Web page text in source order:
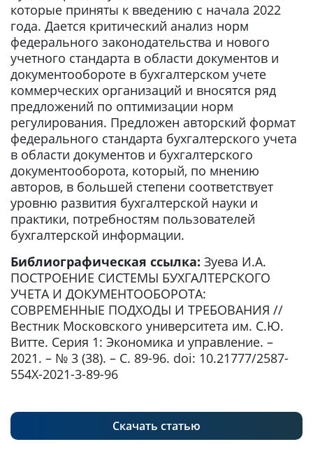
которые приняты к введению с начала 2022
года. Дается критический анализ норм
федерального законодательства и нового
учетного стандарта в области документов и
документообороте в бухгалтерском учете
коммерческих организаций и вносятся ряд
предложений по оптимизации норм
регулирования. Предложен авторский формат
федерального стандарта бухгалтерского учета
в области документов и бухгалтерского
документооборота, который, по мнению
авторов, в большей степени соответствует
уровню развития бухгалтерской науки и
практики, потребностям пользователей
бухгалтерской информации.
Библиографическая ссылка: Зуева И.А.
ПОСТРОЕНИЕ СИСТЕМЫ БУХГАЛТЕРСКОГО
УЧЕТА И ДОКУМЕНТООБОРОТА:
СОВРЕМЕННЫЕ ПОДХОДЫ И ТРЕБОВАНИЯ //
Вестник Московского университета им. С.Ю.
Витте. Серия 1: Экономика и управление. –
2021. – № 3 (38). – С. 89-96. doi: 10.21777/2587-
554X-2021-3-89-96
Скачать статью